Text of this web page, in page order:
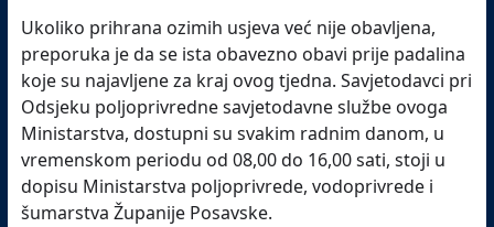
Ukoliko prihrana ozimih usjeva već nije obavljena,
preporuka je da se ista obavezno obavi prije padalina
koje su najavljene za kraj ovog tjedna. Savjetodavci pri
Odsjeku poljoprivredne savjetodavne službe ovoga
Ministarstva, dostupni su svakim radnim danom, u
vremenskom periodu od 08,00 do 16,00 sati, stoji u
dopisu Ministarstva poljoprivrede, vodoprivrede i
šumarstva Županije Posavske.